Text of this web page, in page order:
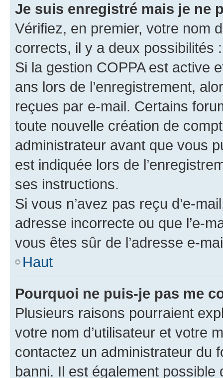
Je suis enregistré mais je ne
Vérifiez, en premier, votre nom
corrects, il y a deux possibilités :
Si la gestion COPPA est active
ans lors de l’enregistrement,
reçues par e-mail. Certains
toute nouvelle création de
administrateur avant que vous
est indiquée lors de
ses instructions.
Si vous n’avez pas reçu d’e-
adresse incorrecte ou que l’e-
vous êtes sûr de l’adresse e-
Haut
Pourquoi ne puis-je pas me
Plusieurs raisons pourraient
votre nom d’utilisateur et votre
contactez un administrateur du
banni. Il est également